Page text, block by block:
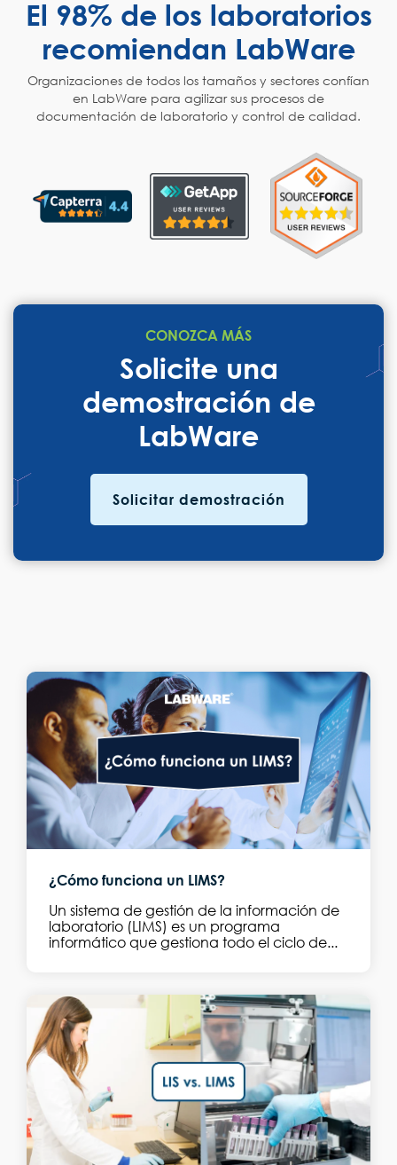
El 98% de los laboratorios
recomiendan LabWare
Organizaciones de todos los tamaños y sectores confían
en LabWare para agilizar sus procesos de
documentación de laboratorio y control de calidad.
CONOZCA MÁS
Solicite una
demostración de
LabWare
Solicitar demostración
¿Cómo funciona un LIMS?
Un sistema de gestión de la información de
laboratorio (LIMS) es un programa
informático que gestiona todo el ciclo de...